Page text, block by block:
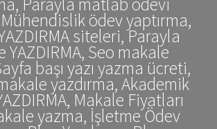
ödev yaptırma,
siteleri, Parayla
YAZDIRMA, Seo makale
başı yazı yazma ücreti,
yazdırma, Akademik
Makale Fiyatları
yazma, İşletme Ödev